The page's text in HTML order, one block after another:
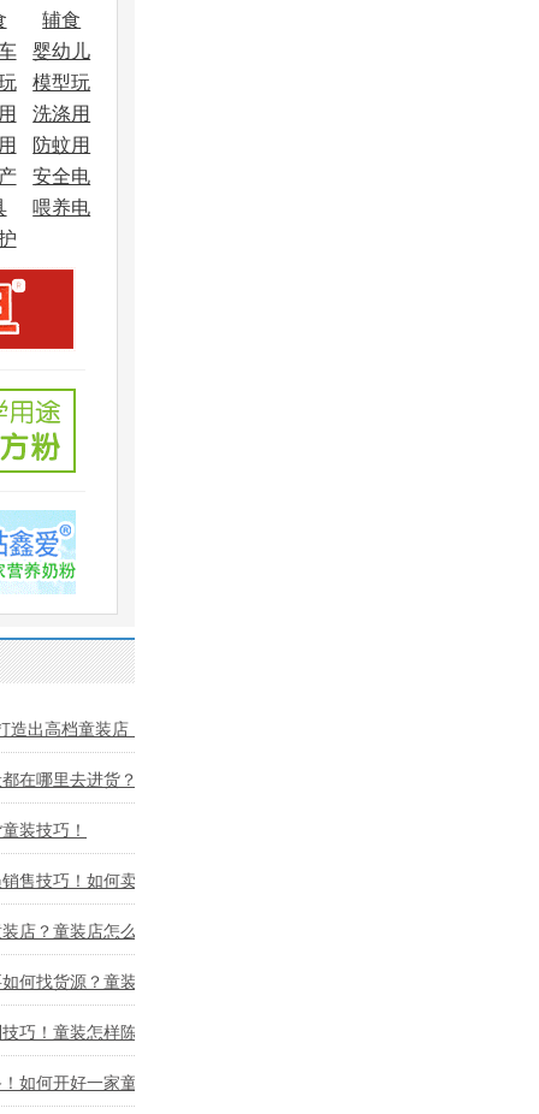
饰
辅食
婴幼儿
车
模型玩
具
洗涤用
品
防蚊用
品
安全电
器
喂养电
造出高档童装店！
在哪里去进货？童
装技巧！
售技巧！如何卖好
店？童装店怎么进
何找货源？童装店
巧！童装怎样陈列
如何开好一家童装店